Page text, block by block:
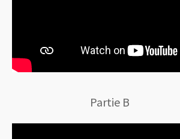
Partie B